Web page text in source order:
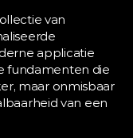
van
applicatie
fundamenten die
maar onmisbaar
van een